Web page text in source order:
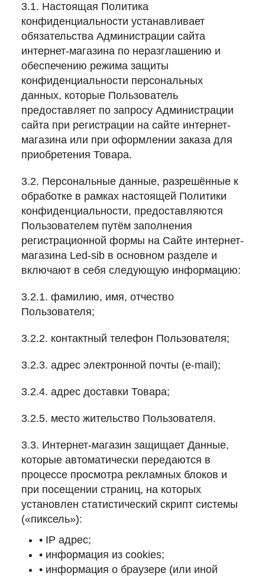
3.1. Настоящая Политика
конфиденциальности устанавливает
обязательства Администрации сайта
интернет-магазина по неразглашению и
обеспечению режима защиты
конфиденциальности персональных
данных, которые Пользователь
предоставляет по запросу Администрации
сайта при регистрации на сайте интернет-
магазина или при оформлении заказа для
приобретения Товара.
3.2. Персональные данные, разрешённые к
обработке в рамках настоящей Политики
конфиденциальности, предоставляются
Пользователем путём заполнения
регистрационной формы на Сайте интернет-
магазина Led-sib в основном разделе и
включают в себя следующую информацию:
3.2.1. фамилию, имя, отчество
Пользователя;
3.2.2. контактный телефон Пользователя;
3.2.3. адрес электронной почты (e-mail);
3.2.4. адрес доставки Товара;
3.2.5. место жительство Пользователя.
3.3. Интернет-магазин защищает Данные,
которые автоматически передаются в
процессе просмотра рекламных блоков и
при посещении страниц, на которых
установлен статистический скрипт системы
(«пиксель»):
• IP адрес;
• информация из cookies;
• информация о браузере (или иной